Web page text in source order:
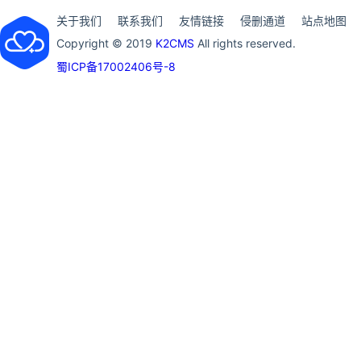
关于我们 联系我们 友情链接 侵删通道
站点地图
Copyright © 2019 K2CMS All rights reserved.
蜀ICP备17002406号-8